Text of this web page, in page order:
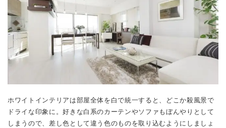
ホワイトインテリアは部屋全体を白で統一すると、どこか殺風景で
ドライな印象に。好きな白系のカーテンやソファもぼんやりとして
しまうので、差し色として違う色のものを取り込むようにしましょ